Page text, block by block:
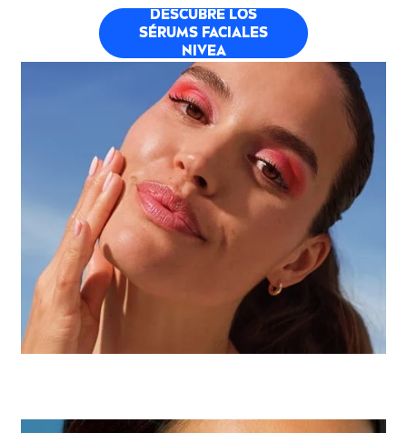
DESCUBRE LOS
SÉRUMS FACIALES
NIVEA